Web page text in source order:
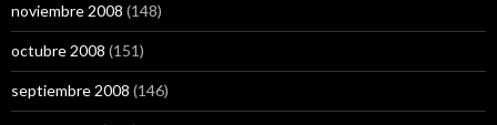
noviembre 2008 (148)
octubre 2008 (151)
septiembre 2008 (146)